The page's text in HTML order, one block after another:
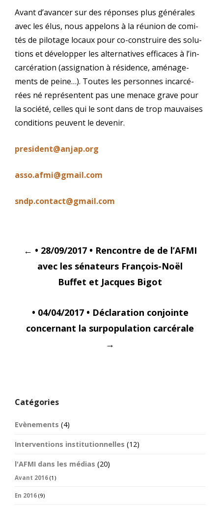
Avant d’a­van­cer sur des réponses plus géné­rales
avec les élus, nous appe­lons à la réunion de comi­
tés de pilo­tage locaux pour co-construire des solu­
tions et déve­lop­per les alter­na­tives effi­caces à l’in­
car­cé­ra­tion (assi­gna­tion à rési­dence, amé­na­ge­
ments de peine…). Toutes les per­sonnes incar­cé­
rées né repré­sentent pas une menace grave pour
la socié­té, celles qui le sont dans de trop mau­vaises
condi­tions peuvent le devenir.
president@anjap.org
asso.afmi@gmail.com
sndp.contact@gmail.com
Post
navigation
← • 28/09/2017 • Rencontre de de l’AFMI
avec les sénateurs François-Noël
Buffet et Jacques Bigot
• 04/04/2017 • Déclaration conjointe
concernant la surpopulation carcérale
→
Catégories
Evènements (4)
Interventions institutionnelles (12)
l'AFMI dans les médias (20)
Avant 2016 (1)
En 2016 (9)